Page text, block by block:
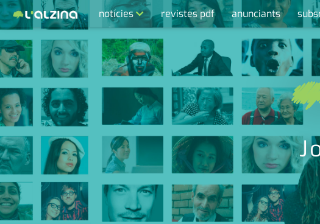
notícies
últimes notícies
activitats
agenda
cultura
economia
empresa
entrevista
esports
revistes pdf anunciants